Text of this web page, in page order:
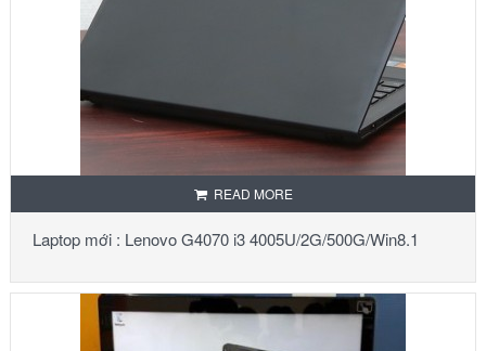
READ MORE
Laptop mới : Lenovo G4070 i3 4005U/2G/500G/Win8.1